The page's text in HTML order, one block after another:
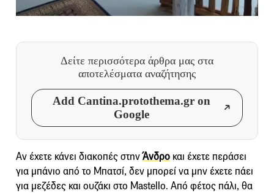
Δείτε περισσότερα άρθρα μας στα
αποτελέσματα αναζήτησης
Add Cantina.protothema.gr on
Google
Αν έχετε κάνει διακοπές στηνΆνδρο και έχετε περάσει
για μπάνιο από το Μπατσί, δεν μπορεί να μην έχετε πάει
για μεζέδες και ουζάκι στο Mastello. Από φέτος πάλι, θα